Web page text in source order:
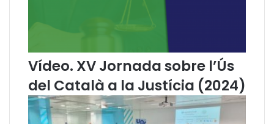
L
l
n
g
u
i
Vídeo. XV Jornada sobre l’Ús
del Català a la Justícia (2024)